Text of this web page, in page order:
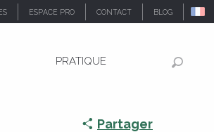
ESPACE PRO CONTACT BLOG
PRATIQUE
Partager